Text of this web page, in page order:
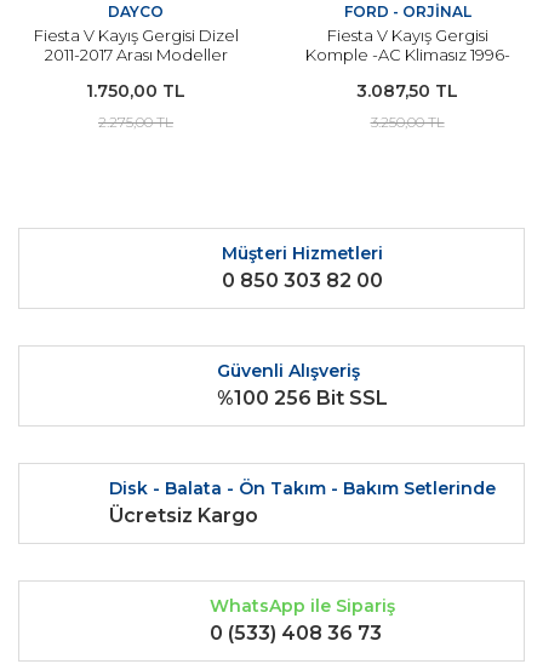
DAYCO
Fiesta V Kayış Gergisi Dizel
2011-2017 Arası Modeller
1.750,00 TL
2.275,00 TL
FORD - ORJİNAL
Fiesta V Kayış Gergisi
Komple -AC Klimasız 1996-
ORJİNAL
3.087,50 TL
3.250,00 TL
Müşteri Hizmetleri
0 850 303 82 00
Güvenli Alışveriş
%100 256 Bit SSL
Disk - Balata - Ön Takım - Bakım Setlerinde
Ücretsiz Kargo
WhatsApp ile Sipariş
0 (533) 408 36 73